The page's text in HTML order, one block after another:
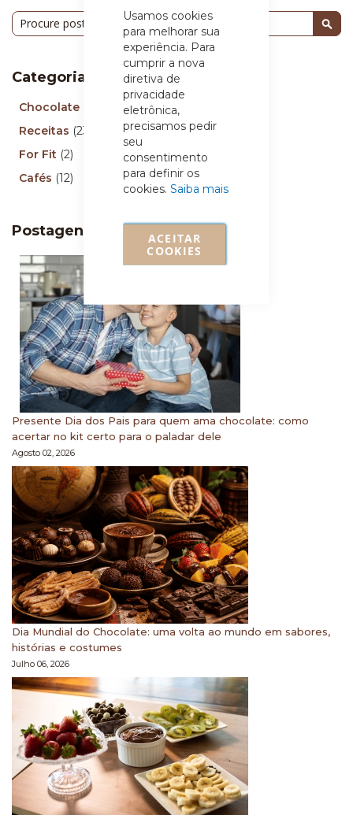
Usamos cookies
para melhorar sua
experiência. Para
cumprir a nova
diretiva de
privacidade
eletrônica,
precisamos pedir
seu
consentimento
para definir os
cookies.Saiba mais
ACEITAR
COOKIES
Pesquisa
Categorias
Chocolate
Receitas (23)
For Fit (2)
Cafés (12)
Postagens recentes
Presente Dia dos Pais para quem ama chocolate: como
acertar no kit certo para o paladar dele
Agosto 02, 2026
Dia Mundial do Chocolate: uma volta ao mundo em sabores,
histórias e costumes
Julho 06, 2026